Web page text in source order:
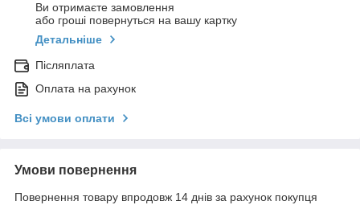
Ви отримаєте замовлення
або гроші повернуться на вашу картку
Детальніше
Післяплата
Оплата на рахунок
Всі умови оплати
Умови повернення
Повернення товару впродовж 14 днів за рахунок покупця